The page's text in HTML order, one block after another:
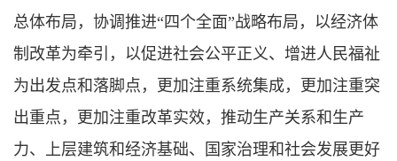
总体布局，协调推进“四个全面”战略布局，以经济体
制改革为牵引，以促进社会公平正义、增进人民福祉
为出发点和落脚点，更加注重系统集成，更加注重突
出重点，更加注重改革实效，推动生产关系和生产
力、上层建筑和经济基础、国家治理和社会发展更好